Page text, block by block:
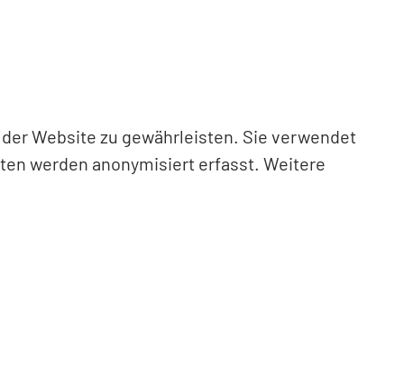
Website zu gewährleisten. Sie verwendet
werden anonymisiert erfasst. Weitere